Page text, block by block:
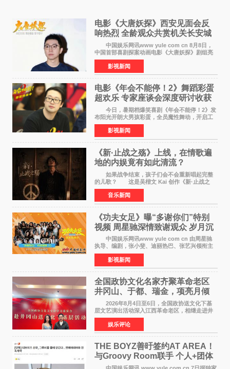
电影《大唐妖探》西安见面会反
响热烈 全龄观众共赏机关长安城
中国娱乐网讯www yule com cn 8月8日，
中国首部喜剧探案动画电影《大唐妖探》剧组亮
相西安，举办线下见面会活动。导演程腾、联合
导演黄珉、总制片人曹紫建、制片人李莹莹、领
衔声音出演雷淞然
影视新闻
电影《年会不能停！2》舞蹈彩蛋
超欢乐 专家座谈会深度研讨收获
满满
今日，暑期档爆笑喜剧《年会不能停！2》发
布阳光开朗大男孩彩蛋，全员魔性舞动，开启工
位狂欢模式。影片于昨日同步举办专家座谈会，
导演董润年、总制片人应萝佳出席现场，与一众
业内、学界专家
影视新闻
《新·止战之殇》上线，在情歌遍
地的内娱竟有如此清流？
如果战争结束，孩子们会不会重新唱起完整
的儿歌？ 这是吴楷文 Kai 创作《新·止战之
殇》时最初的想法。 从伊朗相关冲突引发的
地区局势，到世界各地仍在发生的动荡与不安，
战争从来不只
音乐新闻
《功夫女足》曝“多谢你们”特别
视频 周星驰深情致谢观众 岁月沉
淀不灭初心
中国娱乐网讯www yule com cn 由周星驰
执导、编剧，张小斐、迪丽热巴、张艺兴领衔主
演，刘嘉玲、佐藤健特别出演，艾米、雪野、蔡
思贝、胡予安、倪好特别介绍的喜剧电影《功夫
女足》释出多谢你
影视新闻
全国政协文化名家齐聚革命老区
井冈山、于都、瑞金，项亮月倾
情献唱《桃花谣》致敬红色沃土
2026年8月4日至6日，全国政协送文化下基
层文艺演出活动深入江西革命老区，相继走进井
冈山、于都长征出发地、瑞金三地。由全国政协
文化文史和学习委员会副主任、甘肃省政协原主
席欧阳坚率团，一
娱乐评论
THE BOYZ善旴签约AT AREA！
与Groovy Room联手 个人+团体
活动并行